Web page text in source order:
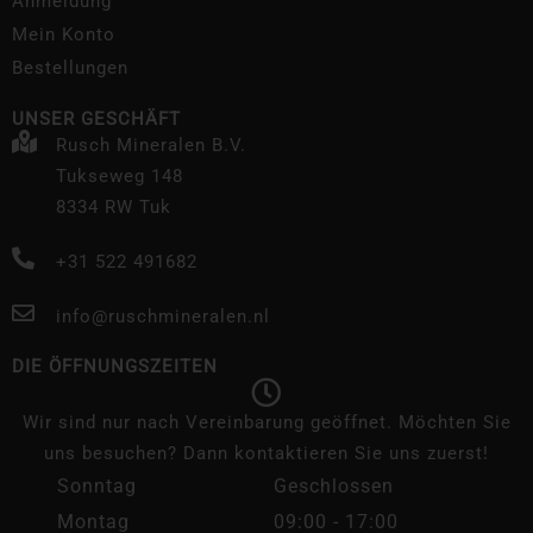
Mein Konto
Bestellungen
UNSER GESCHÄFT
Rusch Mineralen B.V.
Tukseweg 148
8334 RW Tuk
+31 522 491682
info@ruschmineralen.nl
DIE ÖFFNUNGSZEITEN
Wir sind nur nach Vereinbarung geöffnet. Möchten Sie
uns besuchen? Dann kontaktieren Sie uns zuerst!
Sonntag
Geschlossen
Montag
09:00 - 17:00